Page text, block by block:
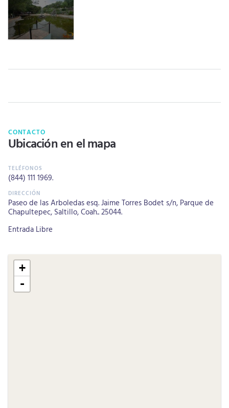
CONTACTO
Ubicación en el mapa
(844) 111 1969.
Paseo de las Arboledas esq. Jaime Torres Bodet s/n, Parque de
Chapultepec, Saltillo, Coah.. 25044.
Entrada Libre
+
-